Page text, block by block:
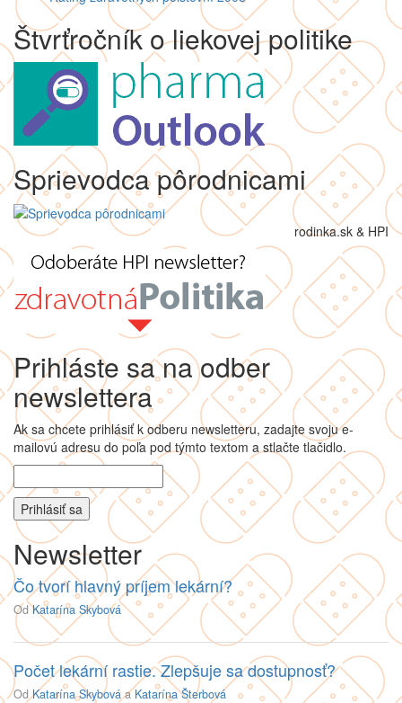
Štvrťročník o liekovej politike
Sprievodca pôrodnicami
rodinka.sk & HPI
Prihláste sa na odber
newslettera
Ak sa chcete prihlásiť k odberu newsletteru, zadajte svoju e-
mailovú adresu do poľa pod týmto textom a stlačte tlačidlo.
Newsletter
Čo tvorí hlavný príjem lekární?
OdKatarína Skybová
Počet lekární rastie. Zlepšuje sa dostupnosť?
OdKatarína SkybováaKatarína Šterbová